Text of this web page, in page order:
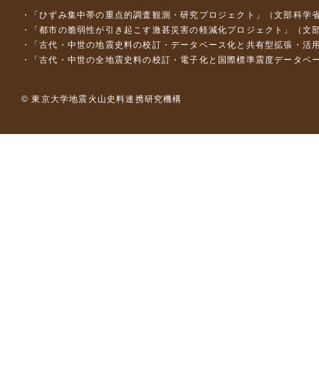
「ひずみ集中帯の重点的調査観測・研究プロジェクト」（文部科
「都市の脆弱性が引き起こす激甚災害の軽減化プロジェクト」（
「古代・中世の地震史料の校訂・データベース化と共有型拡張・
「古代・中世の全地震史料の校訂・電子化と国際標準震度データ
© 東京大学地震火山史料連携研究機構